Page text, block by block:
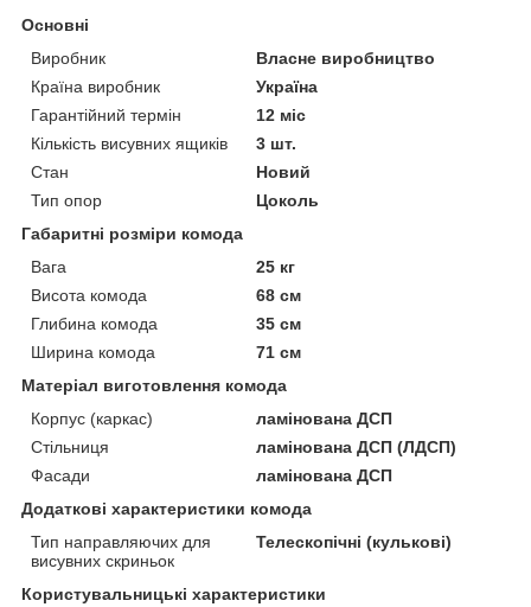
Основні
Виробник
Власне виробництво
Країна виробник
Україна
Гарантійний термін
12 міс
Кількість висувних ящиків
3 шт.
Стан
Новий
Тип опор
Цоколь
Габаритні розміри комода
Вага
25 кг
Висота комода
68 см
Глибина комода
35 см
Ширина комода
71 см
Матеріал виготовлення комода
Корпус (каркас)
ламінована ДСП
Стільниця
ламінована ДСП (ЛДСП)
Фасади
ламінована ДСП
Додаткові характеристики комода
Тип направляючих для
висувних скриньок
Телескопічні (кулькові)
Користувальницькі характеристики